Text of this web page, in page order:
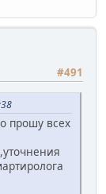
#491
прошу всех